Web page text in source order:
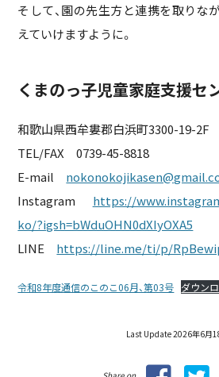
そして、園の先生方と連携を取りな
えていけますように。
くまのっ子児童家庭支援セ
和歌山県西牟婁郡白浜町3300-19-2F
TEL/FAX 0739-45-8818
E-mail
Instagram https://
ko/?igsh=bWduOHN0dXIyOXA5
LINE https://line.me/ti/p/
令和8年度通信のこのこ06月、第03号 ダウン
Last Update 2026年6月